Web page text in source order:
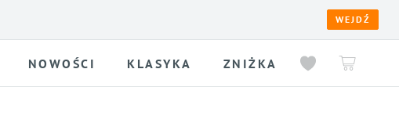
WEJDŹ
NOWOŚCI KLASYKA ZNIŻKA